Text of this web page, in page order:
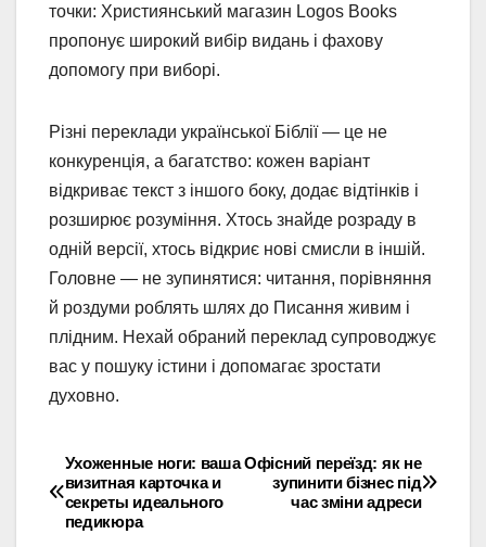
точки: Християнський магазин Logos Books
пропонує широкий вибір видань і фахову
допомогу при виборі.
Різні переклади української Біблії — це не
конкуренція, а багатство: кожен варіант
відкриває текст з іншого боку, додає відтінків і
розширює розуміння. Хтось знайде розраду в
одній версії, хтось відкриє нові смисли в іншій.
Головне — не зупинятися: читання, порівняння
й роздуми роблять шлях до Писання живим і
плідним. Нехай обраний переклад супроводжує
вас у пошуку істини і допомагає зростати
духовно.
Навігація
записів
Офісний переїзд: як не
зупинити бізнес під
час зміни адреси
Ухоженные ноги: ваша
визитная карточка и
секреты идеального
педикюра